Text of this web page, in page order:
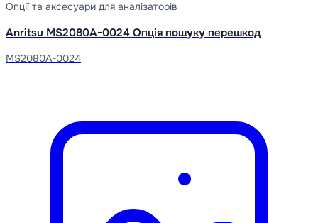
Опції та аксесуари для аналізаторів
Anritsu MS2080A-0024 Опція пошуку перешкод
MS2080A-0024